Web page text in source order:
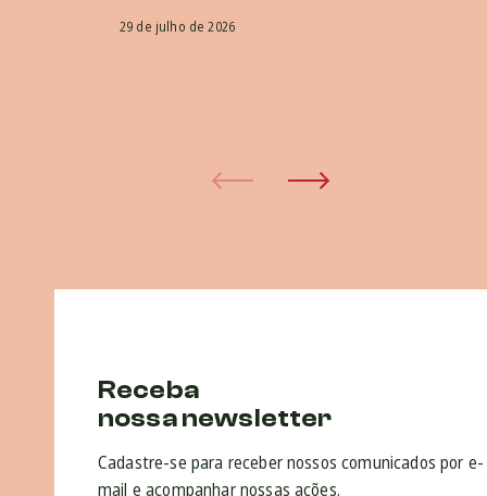
29 de julho de 2026
Receba
nossa newsletter
Cadastre-se para receber nossos comunicados por e-
mail e acompanhar nossas ações.